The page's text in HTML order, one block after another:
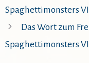
Spaghettimonsters VI
Das Wort zum
Spaghettimonsters VII